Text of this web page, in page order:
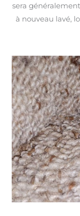
sera
à nouveau lavé,